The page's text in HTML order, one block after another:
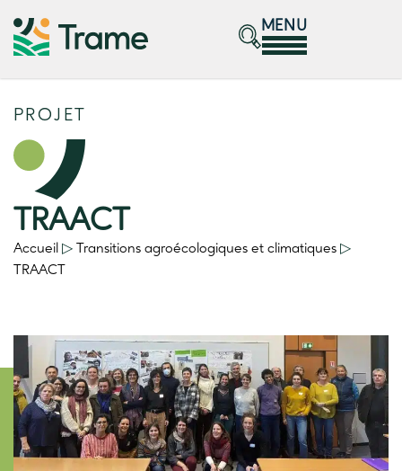
MENU
PROJET
TRAACT
Accueil ▷ Transitions agroécologiques et climatiques ▷
TRAACT